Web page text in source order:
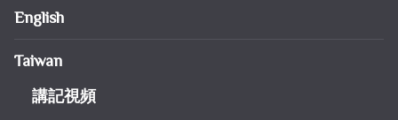
English
Taiwan
講記視頻